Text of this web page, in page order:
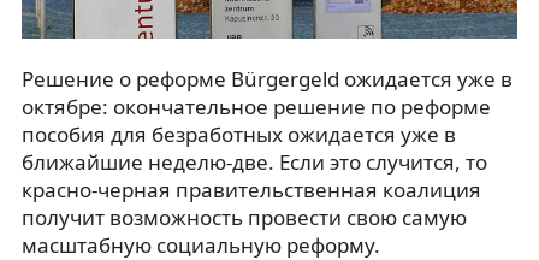
Решение о реформе Bürgergeld ожидается уже в
октябре: окончательное решение по реформе
пособия для безработных ожидается уже в
ближайшие неделю-две. Если это случится, то
красно-черная правительственная коалиция
получит возможность провести свою самую
масштабную социальную реформу.